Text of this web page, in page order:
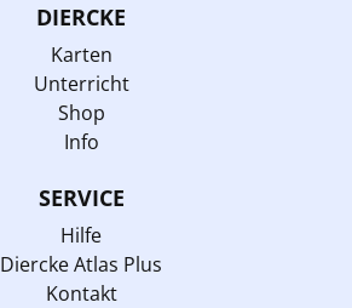
DIERCKE
Karten
Unterricht
Shop
Info
SERVICE
Hilfe
Diercke Atlas Plus
Kontakt